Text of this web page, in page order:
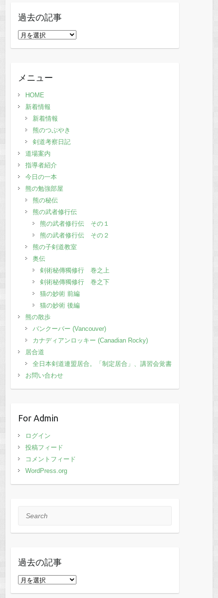
過去の記事
過
事メニュー
HOME
新着情報
新着情報
熊のつぶやき
剣道考察日記
道場案内
指導者紹介
今日の一本
熊の勉強部屋
熊の秘伝
熊の武者修行伝
熊の武者修行伝 その１
熊の武者修行伝 その２
熊の子剣道教室
奥伝
剣術秘傳獨修行 巻之上
剣術秘傳獨修行 巻之下
猫の妙術 前編
猫の妙術 後編
熊の散歩
バンクーバー (Vancouver)
カナディアンロッキー (Canadian Rocky)
居合道
全日本剣道連盟居合。「制定居合」、講習会覚書
お問い合わせ
For Admin
ログイン
投稿フィード
コメントフィード
WordPress.org
Search
過去の記事
過